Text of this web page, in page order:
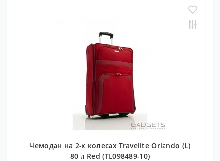
Чемодан на 2-х колесах Travelite Orlando (L)
80 л Red (TL098489-10)